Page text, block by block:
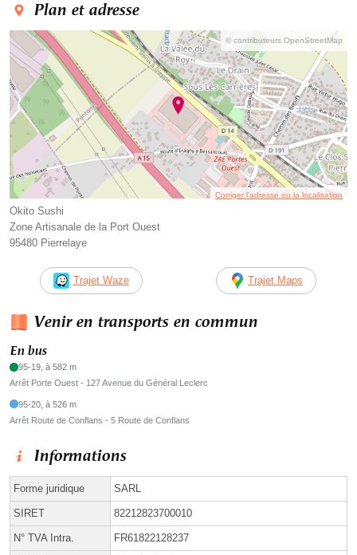
Plan et adresse
© contributeurs OpenStreetMap
Corriger l’adresse ou la localisation
Okito Sushi
Zone Artisanale de la Port Ouest
95480 Pierrelaye
Trajet Waze Trajet Maps
Venir en transports en commun
En bus
95-19, à 582 m
Arrêt Porte Ouest - 127 Avenue du Général Leclerc
95-20, à 526 m
Arrêt Route de Conflans - 5 Route de Conflans
Informations
Forme juridique SARL
SIRET 82212823700010
N° TVA Intra. FR61822128237